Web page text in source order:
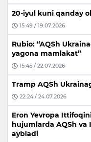
20-iyul kuni qanday
15:49 / 19.07.2026
Rubio: “AQSh
yagona mamlakat”
15:45 / 22.07.2026
Tramp AQSh
22:24 / 24.07.2026
Eron Yevropa
hujumlarda AQSh va
aybladi